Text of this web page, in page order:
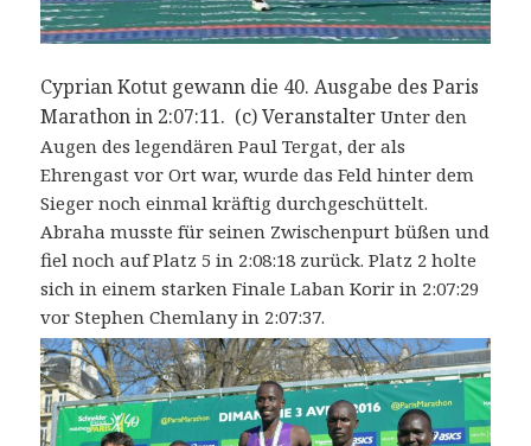
Cyprian Kotut gewann die 40. Ausgabe des Paris
Marathon in 2:07:11. (c) VeranstalterUnter den
Augen des legendären Paul Tergat, der als
Ehrengast vor Ort war, wurde das Feld hinter dem
Sieger noch einmal kräftig durchgeschüttelt.
Abraha musste für seinen Zwischenpurt büßen und
fiel noch auf Platz 5 in 2:08:18 zurück. Platz 2 holte
sich in einem starken Finale Laban Korir in 2:07:29
vor Stephen Chemlany in 2:07:37.